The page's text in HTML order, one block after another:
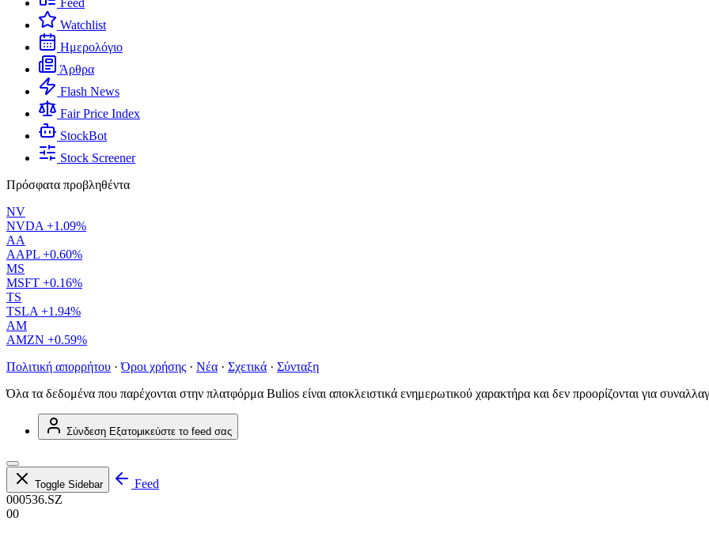
Feed
Watchlist
Ημερολόγιο
Άρθρα
Flash News
Fair Price Index
StockBot
Stock Screener
Πρόσφατα προβληθέντα
NV
NVDA +1.09%
AA
AAPL +0.60%
MS
MSFT +0.16%
TS
TSLA +1.94%
AM
AMZN +0.59%
Πολιτική απορρήτου · Όροι χρήσης · Νέα · Σχετικά · Σύνταξη
Όλα τα δεδομένα που παρέχονται στην πλατφόρμα Bulios είναι αποκλειστικά ενημερωτικού χαρακτήρα και δεν προορίζονται για
Σύνδεση Εξατομικεύστε το feed σας
Toggle Sidebar
Feed
000536.SZ
00